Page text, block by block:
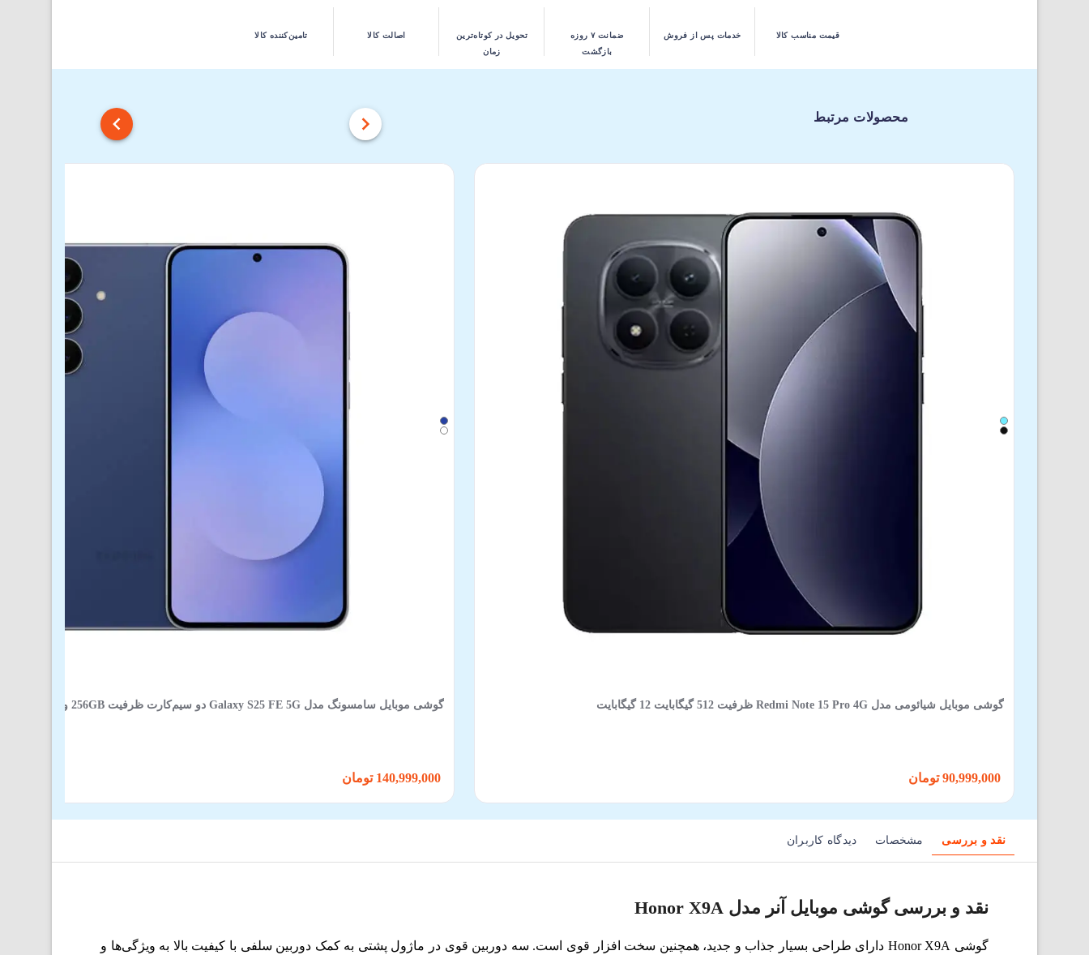
قیمت مناسب کالا خدمات پس از فروش
ضمانت ۷ روزه
بازگشت
تحویل در کوتاه‌ترین
زمان
اصالت کالا تامین‌کننده کالا
محصولات مرتبط
گوشی موبایل شیائومی مدل Redmi Note 15 Pro 4G ظرفیت 512 گیگابایت 12 گیگابایت گوشی موبایل سامسونگ مدل Galaxy S25 FE 5G دو سیم‌کارت ظرفیت 256GB و رم 8GB
نقد و بررسی مشخصات دیدگاه کاربران
نقد و بررسی گوشی موبایل آنر مدل Honor X9A
گوشی Honor X9A دارای طراحی بسیار جذاب و جدید، همچنین سخت افزار قوی است. سه دوربین قوی در ماژول پشتی به کمک دوربین سلفی با کیفیت بالا به ویژگی‌ها و